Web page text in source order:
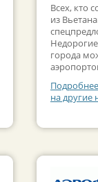
Всех, кто
из
города
на другие